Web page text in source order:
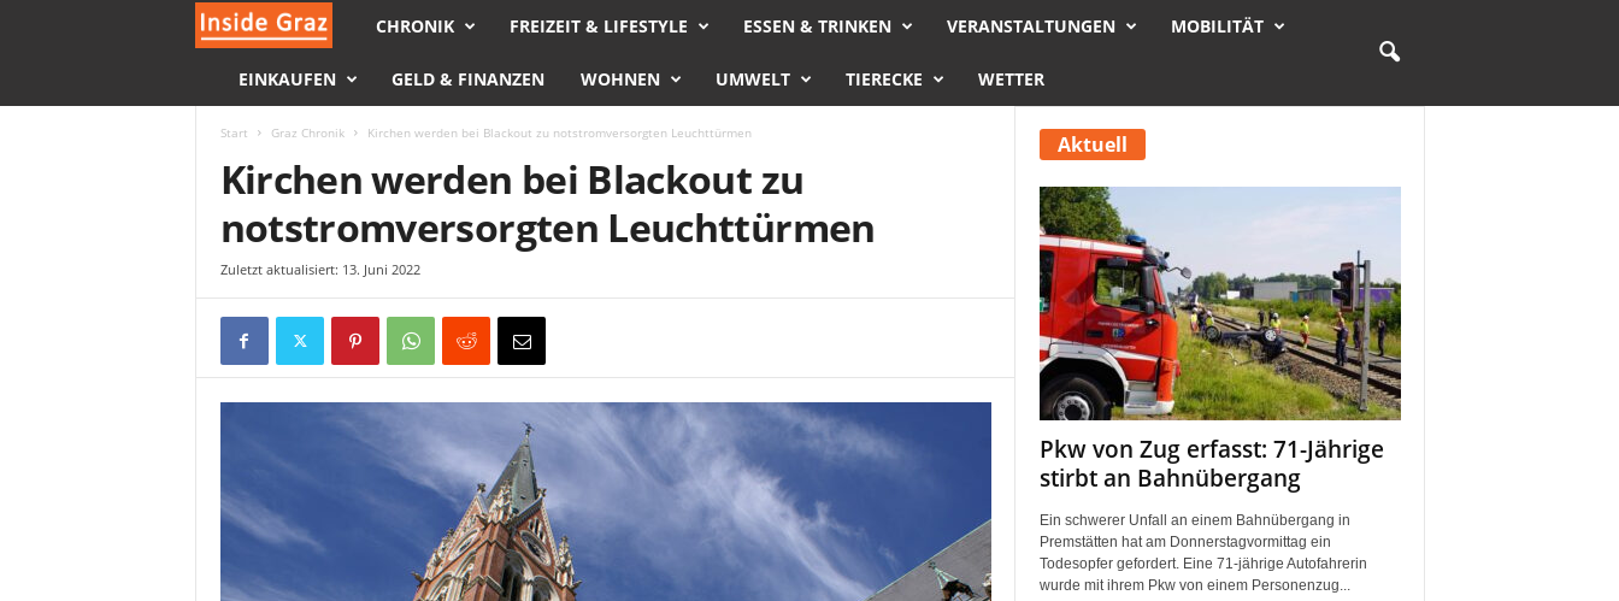
s
i
d
G
CHRONIK FREIZEIT & LIFESTYLE ESSEN & TRINKEN VERANSTALTUNGEN MOBILITÄT
EINKAUFEN GELD & FINANZEN WOHNEN UMWELT TIERECKE WETTER
Start Graz Chronik Kirchen werden bei Blackout zu notstromversorgten Leuchttürmen
Kirchen werden bei Blackout zu
notstromversorgten Leuchttürmen
Zuletzt aktualisiert: 13. Juni 2022
Aktuell
Pkw von Zug erfasst: 71-Jährige
stirbt an Bahnübergang
Ein schwerer Unfall an einem Bahnübergang in
Premstätten hat am Donnerstagvormittag ein
Todesopfer gefordert. Eine 71-jährige Autofahrerin
wurde mit ihrem Pkw von einem Personenzug...